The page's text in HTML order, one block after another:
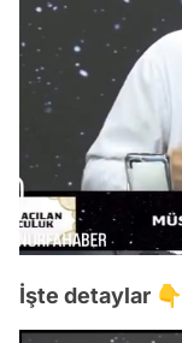
İşte detaylar 👇